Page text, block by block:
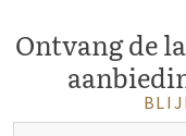
Ontvang de